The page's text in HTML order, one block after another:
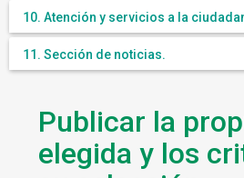
10. Atención y servicios a la
11. Sección de noticias.
Publicar la
elegida y los